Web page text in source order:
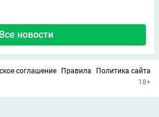
Все новости
соглашение Правила
Политика сайта
18+